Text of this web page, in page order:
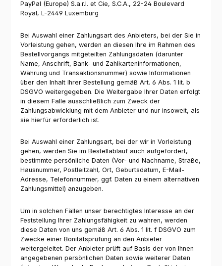
PayPal (Europe) S.a.r.l. et Cie, S.C.A., 22-24 Boulevard
Royal, L-2449 Luxemburg
Bei Auswahl einer Zahlungsart des Anbieters, bei der Sie in
Vorleistung gehen, werden an diesen Ihre im Rahmen des
Bestellvorgangs mitgeteilten Zahlungsdaten (darunter
Name, Anschrift, Bank- und Zahlkarteninformationen,
Währung und Transaktionsnummer) sowie Informationen
über den Inhalt Ihrer Bestellung gemäß Art. 6 Abs. 1 lit. b
DSGVO weitergegeben. Die Weitergabe Ihrer Daten erfolgt
in diesem Falle ausschließlich zum Zweck der
Zahlungsabwicklung mit dem Anbieter und nur insoweit, als
sie hierfür erforderlich ist.
Bei Auswahl einer Zahlungsart, bei der wir in Vorleistung
gehen, werden Sie im Bestellablauf auch aufgefordert,
bestimmte persönliche Daten (Vor- und Nachname, Straße,
Hausnummer, Postleitzahl, Ort, Geburtsdatum, E-Mail-
Adresse, Telefonnummer, ggf. Daten zu einem alternativen
Zahlungsmittel) anzugeben.
Um in solchen Fällen unser berechtigtes Interesse an der
Feststellung Ihrer Zahlungsfähigkeit zu wahren, werden
diese Daten von uns gemäß Art. 6 Abs. 1 lit. f DSGVO zum
Zwecke einer Bonitätsprüfung an den Anbieter
weitergeleitet. Der Anbieter prüft auf Basis der von Ihnen
angegebenen persönlichen Daten sowie weiterer Daten